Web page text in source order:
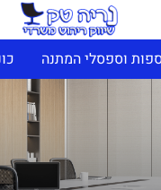
וספסלי המתנה